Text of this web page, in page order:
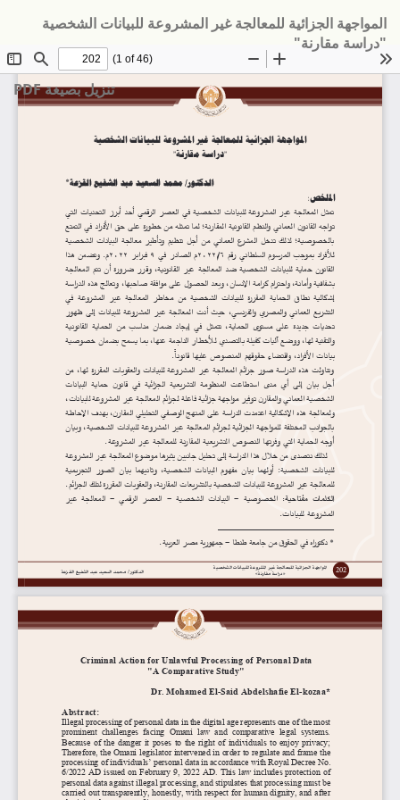
إلى
تفاصيل
المؤلَّف
المواجهة الجزائية للمعالجة غير المشروعة للبيانات الشخصية
"دراسة مقارنة"
تنزيل
تنزيل بصيغة PDF